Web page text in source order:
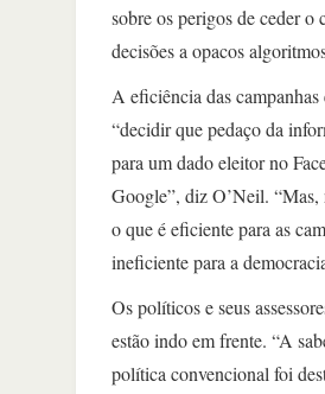
sobre os perigos de ceder o
decisões a opacos
A eficiência das campanhas
“decidir que pedaço da
para um dado eleitor no
Google”, diz O’Neil. “Mas,
o que é eficiente para as
ineficiente para a
Os políticos e seus
estão indo em frente. “A
política convencional foi